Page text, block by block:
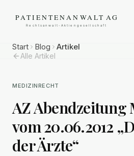
Start Blog Artikel
Alle Artikel
MEDIZINRECHT
AZ Abendzeitung
vom 20.06.2012
der Ärzte“